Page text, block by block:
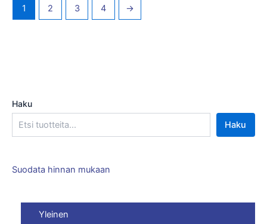
Haku
Haku
Suodata hinnan mukaan
Yleinen
1 2 3 4 →